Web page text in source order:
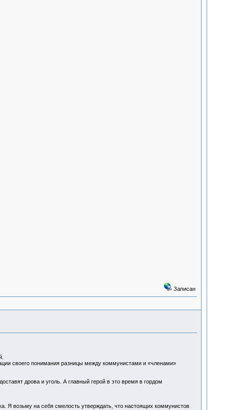
Записан
своего понимания разницы между коммунистами и «членами»
дрова и уголь. А главный герой в это время в гордом
Я возьму на себя смелость утверждать, что настоящих коммунистов